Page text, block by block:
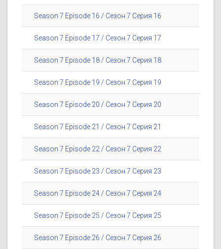
Season 7 Episode 16 / Сезон 7 Серия 16
Season 7 Episode 17 / Сезон 7 Серия 17
Season 7 Episode 18 / Сезон 7 Серия 18
Season 7 Episode 19 / Сезон 7 Серия 19
Season 7 Episode 20 / Сезон 7 Серия 20
Season 7 Episode 21 / Сезон 7 Серия 21
Season 7 Episode 22 / Сезон 7 Серия 22
Season 7 Episode 23 / Сезон 7 Серия 23
Season 7 Episode 24 / Сезон 7 Серия 24
Season 7 Episode 25 / Сезон 7 Серия 25
Season 7 Episode 26 / Сезон 7 Серия 26